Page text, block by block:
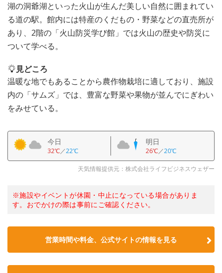
湖の洞爺湖といった火山が生んだ美しい自然に囲まれてい
る道の駅。館内には特産のくだもの・野菜などの直売所が
あり、2階の「火山防災学び館」では火山の歴史や防災に
ついて学べる。
見どころ
温暖な地でもあることから農作物栽培に適しており、施設
内の「サムズ」では、豊富な野菜や果物が並んでにぎわい
をみせている。
今日
32℃／22℃
明日
26℃／20℃
天気情報提供元：株式会社ライフビジネスウェザー
※施設やイベントが休園・中止になっている場合がありま
す。おでかけの際は事前にご確認ください。
営業時間や料金、公式サイトの情報を見る